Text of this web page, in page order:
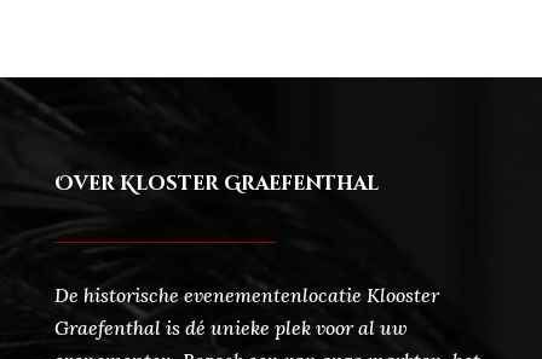
Over Kloster Graefenthal
De historische evenementenlocatie Klooster
Graefenthal is dé unieke plek voor al uw